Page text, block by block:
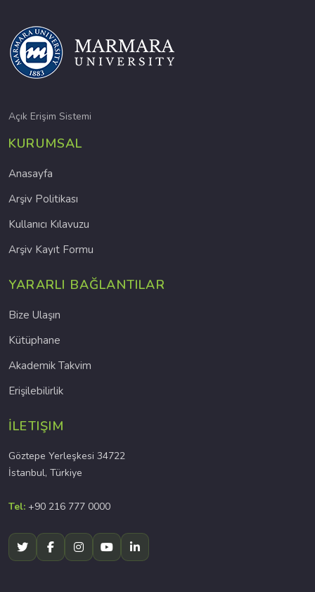
Açık Erişim Sistemi
KURUMSAL
Anasayfa
Arşiv Politikası
Kullanıcı Kılavuzu
Arşiv Kayıt Formu
YARARLI BAĞLANTILAR
Bize Ulaşın
Kütüphane
Akademik Takvim
Erişilebilirlik
İLETIŞIM
Göztepe Yerleşkesi 34722
İstanbul, Türkiye
Tel: +90 216 777 0000